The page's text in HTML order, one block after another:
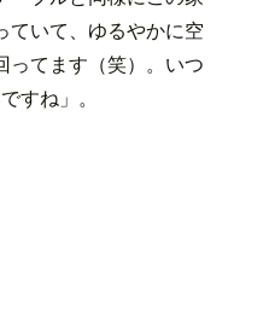
ていて、ゆるやかに空
ってます（笑）。いつ
すね」。